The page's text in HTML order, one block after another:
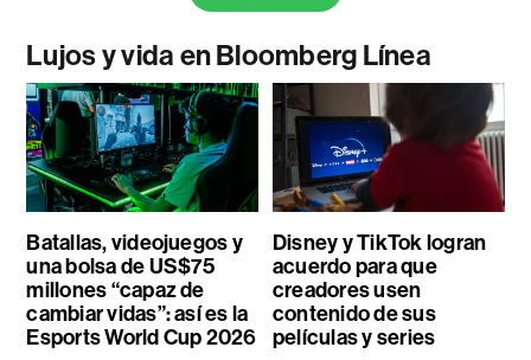
Lujos y vida en Bloomberg Línea
Batallas, videojuegos y
una bolsa de US$75
millones “capaz de
cambiar vidas”: así es la
Esports World Cup 2026
Disney y TikTok logran
acuerdo para que
creadores usen
contenido de sus
películas y series